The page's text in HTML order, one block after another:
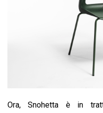
Ora, Snohetta è in